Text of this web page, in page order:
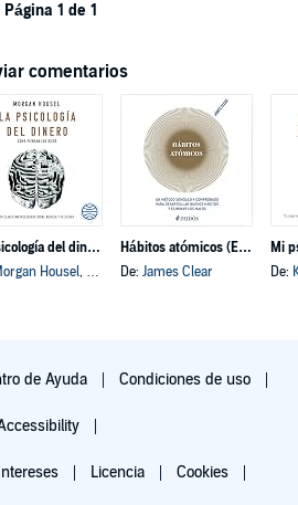
Página 1 de 1
comentarios
La psicología del dinero
Housel, y otros
Hábitos atómicos (Español neutro)
De: James Clear
Mi
De:
de Ayuda Condiciones de uso
Licencia Cookies